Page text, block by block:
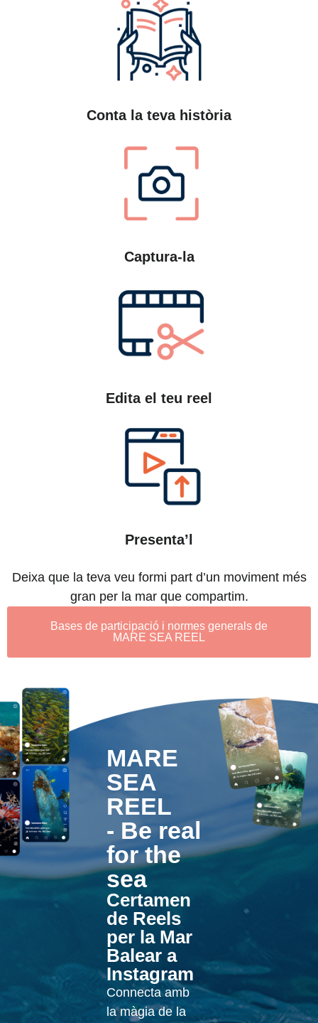
Conta la teva història
Captura-la
Edita el teu reel
Presenta’l
Deixa que la teva veu formi part d’un moviment més
gran per la mar que compartim.
Bases de participació i normes generals de
MARE SEA REEL
MARE
SEA
REEL
- Be real
for the
sea
Certamen
de Reels
per la Mar
Balear a
Instagram
Connecta amb
la màgia de la